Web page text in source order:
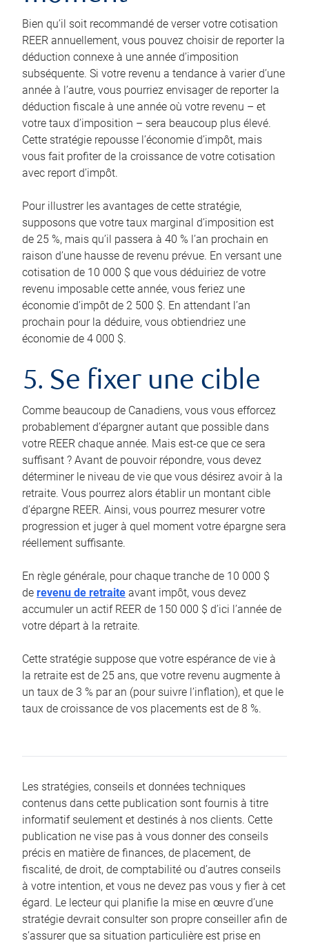
Bien qu’il soit recommandé de verser votre cotisation
REER annuellement, vous pouvez choisir de reporter la
déduction connexe à une année d’imposition
subséquente. Si votre revenu a tendance à varier d’une
année à l’autre, vous pourriez envisager de reporter la
déduction fiscale à une année où votre revenu – et
votre taux d’imposition – sera beaucoup plus élevé.
Cette stratégie repousse l’économie d’impôt, mais
vous fait profiter de la croissance de votre cotisation
avec report d’impôt.
Pour illustrer les avantages de cette stratégie,
supposons que votre taux marginal d’imposition est
de 25 %, mais qu’il passera à 40 % l’an prochain en
raison d’une hausse de revenu prévue. En versant une
cotisation de 10 000 $ que vous déduiriez de votre
revenu imposable cette année, vous feriez une
économie d’impôt de 2 500 $. En attendant l’an
prochain pour la déduire, vous obtiendriez une
économie de 4 000 $.
5. Se fixer une cible
Comme beaucoup de Canadiens, vous vous efforcez
probablement d’épargner autant que possible dans
votre REER chaque année. Mais est-ce que ce sera
suffisant ? Avant de pouvoir répondre, vous devez
déterminer le niveau de vie que vous désirez avoir à la
retraite. Vous pourrez alors établir un montant cible
d’épargne REER. Ainsi, vous pourrez mesurer votre
progression et juger à quel moment votre épargne sera
réellement suffisante.
En règle générale, pour chaque tranche de 10 000 $
de revenu de retraite avant impôt, vous devez
accumuler un actif REER de 150 000 $ d’ici l’année de
votre départ à la retraite.
Cette stratégie suppose que votre espérance de vie à
la retraite est de 25 ans, que votre revenu augmente à
un taux de 3 % par an (pour suivre l’inflation), et que le
taux de croissance de vos placements est de 8 %.
Les stratégies, conseils et données techniques
contenus dans cette publication sont fournis à titre
informatif seulement et destinés à nos clients. Cette
publication ne vise pas à vous donner des conseils
précis en matière de finances, de placement, de
fiscalité, de droit, de comptabilité ou d’autres conseils
à votre intention, et vous ne devez pas vous y fier à cet
égard. Le lecteur qui planifie la mise en œuvre d’une
stratégie devrait consulter son propre conseiller afin de
s’assurer que sa situation particulière est prise en